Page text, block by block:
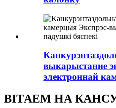
выкарыстанне
электроннай
ВІТАЕМ НА